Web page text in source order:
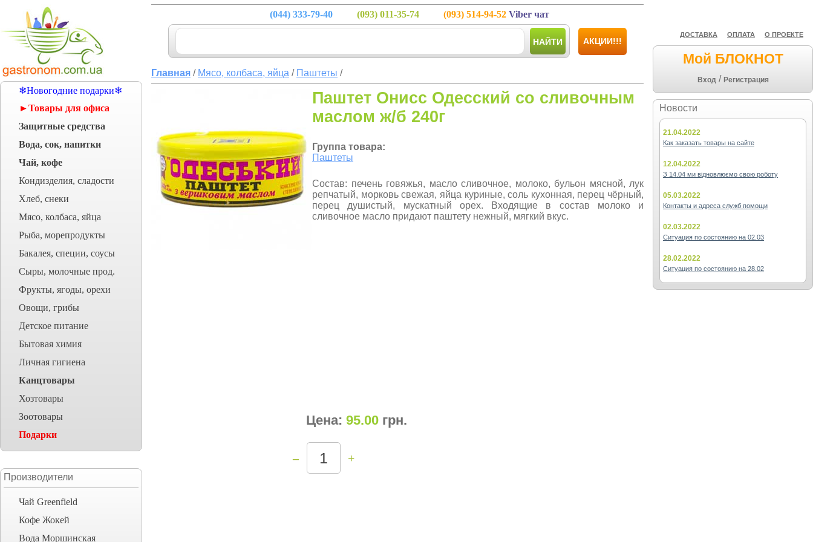
❄Новогодние подарки❄
►Товары для офиса
Защитные средства
Вода, сок, напитки
Чай, кофе
Кондизделия, сладости
Хлеб, снеки
Мясо, колбаса, яйца
Рыба, морепродукты
Бакалея, специи, соусы
Сыры, молочные прод.
Фрукты, ягоды, орехи
Овощи, грибы
Детское питание
Бытовая химия
Личная гигиена
Канцтовары
Хозтовары
Зоотовары
Подарки
Производители
Чай Greenfield
Кофе Жокей
Вода Моршинская
ДОСТАВКА ОПЛАТА О ПРОЕКТЕ
Мой БЛОКНОТ
Вход / Регистрация
Новости
21.04.2022
Как заказать товары на сайте
12.04.2022
З 14.04 ми відновлюємо свою роботу
05.03.2022
Контакты и адреса служб помощи
02.03.2022
Ситуация по состоянию на 02.03
28.02.2022
Ситуация по состоянию на 28.02
(044) 333-79-40 (093) 011-35-74 (093) 514-94-52 Viber чат
НАЙТИ АКЦИИ!!!
Главная / Мясо, колбаса, яйца / Паштеты /
Паштет Онисс Одесский со сливочным
маслом ж/б 240г
Группа товара:
Паштеты
Состав: печень говяжья, масло сливочное, молоко, бульон мясной, лук
репчатый, морковь свежая, яйца куриные, соль кухонная, перец чёрный,
перец душистый, мускатный орех. Входящие в состав молоко и
сливочное масло придают паштету нежный, мягкий вкус.
Цена: 95.00 грн.
– +